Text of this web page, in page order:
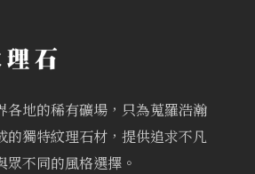
各地的稀有礦場，只為蒐羅浩瀚
的獨特紋理石材，提供追求不凡
眾不同的風格選擇。